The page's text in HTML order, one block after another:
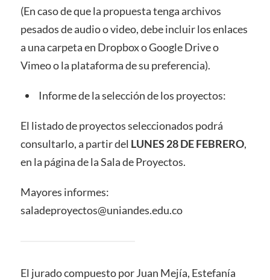
(En caso de que la propuesta tenga archivos
pesados de audio o video, debe incluir los enlaces
a una carpeta en Dropbox o Google Drive o
Vimeo o la plataforma de su preferencia).
Informe de la selección de los proyectos:
El listado de proyectos seleccionados podrá
consultarlo, a partir del LUNES 28 DE FEBRERO,
en la página de la Sala de Proyectos.
Mayores informes:
saladeproyectos@uniandes.edu.co
El jurado compuesto por Juan Mejía, Estefanía